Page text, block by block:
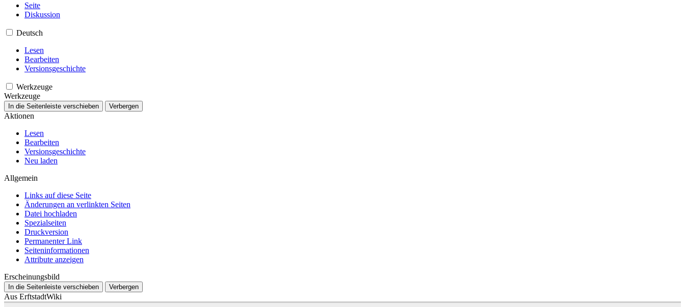
Seite
Diskussion
Deutsch
Lesen
Bearbeiten
Versionsgeschichte
Werkzeuge
Werkzeuge
In die Seitenleiste verschieben Verbergen
Aktionen
Lesen
Bearbeiten
Versionsgeschichte
Neu laden
Allgemein
Links auf diese Seite
Änderungen an verlinkten Seiten
Datei hochladen
Spezialseiten
Druckversion
Permanenter Link
Seiten­­informationen
Attribute anzeigen
Erscheinungsbild
In die Seitenleiste verschieben Verbergen
Aus ErftstadtWiki